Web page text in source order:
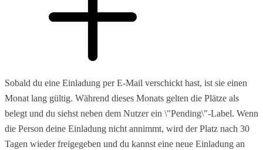
Sobald du eine Einladung per E-Mail verschickt hast, ist sie einen
Monat lang gültig. Während dieses Monats gelten die Plätze als
belegt und du siehst neben dem Nutzer ein \"Pending\"-Label. Wenn
die Person deine Einladung nicht annimmt, wird der Platz nach 30
Tagen wieder freigegeben und du kannst eine neue Einladung an